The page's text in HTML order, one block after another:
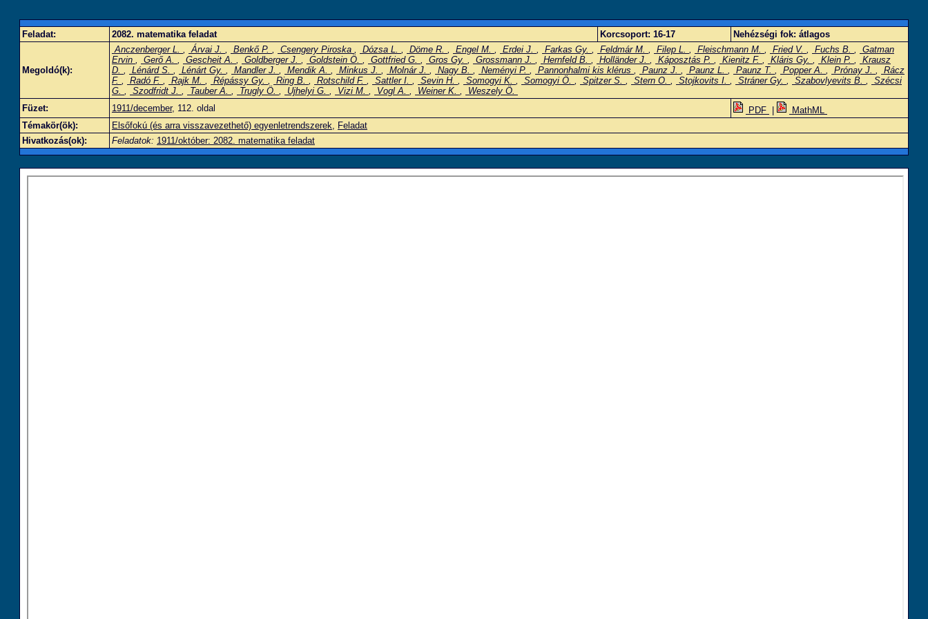
Feladat: 2082. matematika feladat Korcsoport: 16-17 Nehézségi fok: átlagos
Megoldó(k):
Anczenberger L. , Árvai J. , Benkő P. , Csengery Piroska , Dózsa L. , Döme R. , Engel M. , Erdei J. , Farkas Gy. , Feldmár M. , Filep L. , Fleischmann M. , Fried V. , Fuchs B. ,
Gatman
Ervin , Gerő A. , Gescheit A. , Goldberger J. , Goldstein Ö. , Gottfried G. , Gros Gy. , Grossmann J. , Hernfeld B. , Holländer J. , Káposztás P. , Kienitz F. , Kláris Gy. , Klein P. ,
Krausz
D. , Lénárd S. , Lénárt Gy. , Mandler J. , Mendik A. , Minkus J. , Molnár J. , Nagy B. , Neményi P. , Pannonhalmi kis klérus , Paunz J. , Paunz L. , Paunz T. , Popper A. , Prónay J. ,
Rácz
F. , Radó F. , Rajk M. , Répássy Gy. , Ring B. , Rotschild F. , Sattler I. , Sevin H. , Somogyi K. , Somogyi Ö. , Spitzer S. , Stern O. , Stojkovits I. , Stráner Gy. , Szabovlyevits B. ,
Szécsi
G. , Szodfridt J. , Tauber A. , Trugly Ö. , Ujhelyi G. , Vizi M. , Vogl A. , Weiner K. ,
Weszely Ö.
Füzet:
1911/december, 112. oldal PDF
MathML
Témakör(ök):
Elsőfokú (és arra visszavezethető) egyenletrendszerek, Feladat
Hivatkozás(ok):
Feladatok: 1911/október: 2082. matematika feladat